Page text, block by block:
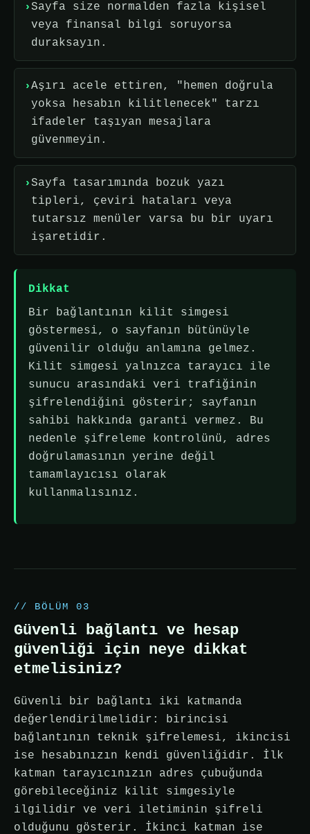
Sayfa size normalden fazla kişisel
veya finansal bilgi soruyorsa
duraksayın.
Aşırı acele ettiren, "hemen doğrula
yoksa hesabın kilitlenecek" tarzı
ifadeler taşıyan mesajlara
güvenmeyin.
Sayfa tasarımında bozuk yazı
tipleri, çeviri hataları veya
tutarsız menüler varsa bu bir uyarı
işaretidir.
Dikkat
Bir bağlantının kilit simgesi
göstermesi, o sayfanın bütünüyle
güvenilir olduğu anlamına gelmez.
Kilit simgesi yalnızca tarayıcı ile
sunucu arasındaki veri trafiğinin
şifrelendiğini gösterir; sayfanın
sahibi hakkında garanti vermez. Bu
nedenle şifreleme kontrolünü, adres
doğrulamasının yerine değil
tamamlayıcısı olarak
kullanmalısınız.
// BÖLÜM 03
Güvenli bağlantı ve hesap
güvenliği için neye dikkat
etmelisiniz?
Güvenli bir bağlantı iki katmanda
değerlendirilmelidir: birincisi
bağlantının teknik şifrelemesi, ikincisi
ise hesabınızın kendi güvenliğidir. İlk
katman tarayıcınızın adres çubuğunda
görebileceğiniz kilit simgesiyle
ilgilidir ve veri iletiminin şifreli
olduğunu gösterir. İkinci katman ise